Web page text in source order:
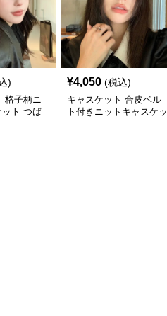
)
格子柄ニ
ット つば
¥4,050 (税込)
キャスケット 合皮ベル
ト付きニットキャスケッ